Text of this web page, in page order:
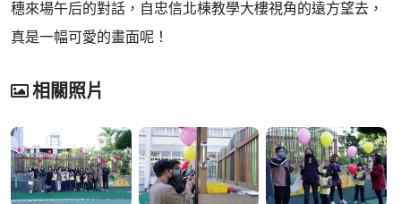
穗來場午后的對話，自忠信北棟教學大樓視角的遠方望去，
真是一幅可愛的畫面呢！
相關照片